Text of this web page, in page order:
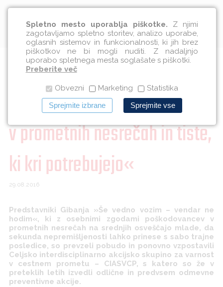
Slovenščina
Cikel krvodajalskih akcij
»Darujem kri za poškodovane
v prometnih nesrečah in tiste,
ki kri potrebujejo«
29.08.2016
Predstavniki Gibanja »Še vedno vozim – vendar ne
hodim«, ki z osebnimi zgodami poškodovancev v
prometnih nesrečah na srednjih osveščajo mlade, da
sekunda nepremišljenosti lahko prinese s sabo trajne
posledice, so prevzeli pobudo in ponovno vzpostavili
Celjsko interdisciplinarno akcijsko skupino za varnost
v cestnem prometu – CIASVCP, s katero so že v
preteklih letih izvedli odlične in predvsem odmevne
preventivne akcije.
Spletno mesto uporablja piškotke. Z njimi
zagotavljamo spletno storitev, analizo uporabe,
oglasnih sistemov in funkcionalnosti, ki jih brez
piškotkov ne bi mogli nuditi. Z nadaljnjo
uporabo spletnega mesta soglašate s piškotki.
Preberite več
Obvezni Marketing Statistika
Sprejmite izbrane Sprejmite vse